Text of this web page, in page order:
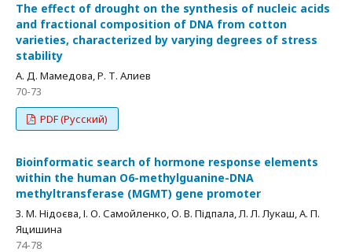
The effect of drought on the synthesis of nucleic acids
and fractional composition of DNA from cotton
varieties, characterized by varying degrees of stress
stability
А. Д. Мамедова, Р. Т. Алиев
70-73
PDF (Русский)
Bioinformatic search of hormone response elements
within the human O6-methylguanine-DNA
methyltransferase (MGMT) gene promoter
З. М. Нідоєва, І. О. Самойленко, О. В. Підпала, Л. Л. Лукаш, А. П.
Яцишина
74-78